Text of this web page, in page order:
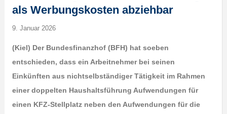
als Werbungskosten abziehbar
9. Januar 2026
(Kiel) Der Bundesfinanzhof (BFH) hat soeben
entschieden, dass ein Arbeitnehmer bei seinen
Einkünften aus nichtselbständiger Tätigkeit im Rahmen
einer doppelten Haushaltsführung Aufwendungen für
einen KFZ-Stellplatz neben den Aufwendungen für die